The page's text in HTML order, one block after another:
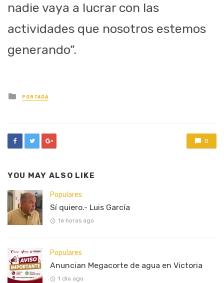
nadie vaya a lucrar con las
actividades que nosotros estemos
generando”.
Posted
in
PORTADA
0
YOU MAY ALSO LIKE
Populares
Sí quiero.- Luis García
16 horas ago
Populares
Anuncian Megacorte de agua en Victoria
1 día ago